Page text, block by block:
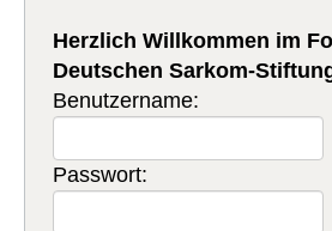
Herzlich Willkommen im
Deutschen Sarkom-
Benutzername:
Passwort: